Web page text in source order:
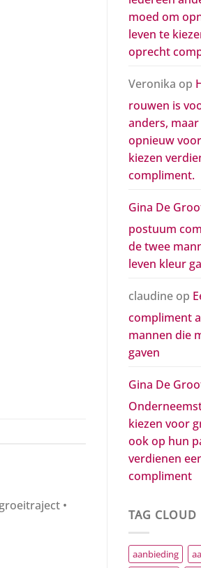
•
moed om
leven te
oprecht
Veronika op
rouwen is
anders,
opnieuw
kiezen
compliment.
Gina De
postuum
de twee
leven kleur
claudineop
compliment
mannen die
gaven
Gina De
kiezen voor
ook op hun
verdienen
compliment
TAG CLOUD
aanbieding